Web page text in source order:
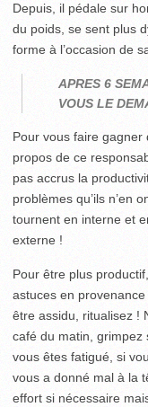
Depuis, il pédale sur
du poids, se sent plus
forme à l’occasion de
APRES 6
VOUS LE
Pour vous faire gagner
propos de ce
pas accrus la
problèmes qu’ils n’en
tournent en interne et
externe !
Pour être plus
astuces en
être assidu, ritualisez !
café du matin, grimpez
vous êtes fatigué, si
vous a donné mal à la
effort si nécessaire